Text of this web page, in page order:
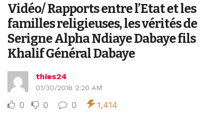
Vidéo/ Rapports entre l’Etat et les
familles religieuses, les vérités de
Serigne Alpha Ndiaye Dabaye fils
Khalif Général Dabaye
thies24
01/30/2018 2:20 AM
0 0 0 1,414